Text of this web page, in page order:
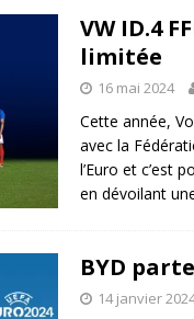
VW ID.4
limitée
16 mai 2024
Cette année,
avec la
l’Euro et c’est
en dévoilant
BYD
14 janvier